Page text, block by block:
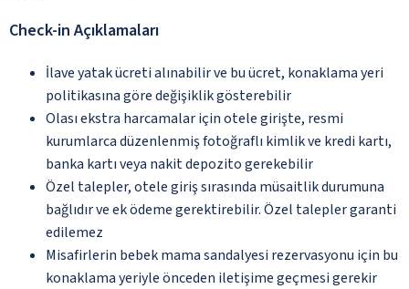
Check-in Açıklamaları
İlave yatak ücreti alınabilir ve bu ücret, konaklama yeri
politikasına göre değişiklik gösterebilir
Olası ekstra harcamalar için otele girişte, resmi
kurumlarca düzenlenmiş fotoğraflı kimlik ve kredi kartı,
banka kartı veya nakit depozito gerekebilir
Özel talepler, otele giriş sırasında müsaitlik durumuna
bağlıdır ve ek ödeme gerektirebilir. Özel talepler garanti
edilemez
Misafirlerin bebek mama sandalyesi rezervasyonu için bu
konaklama yeriyle önceden iletişime geçmesi gerekir